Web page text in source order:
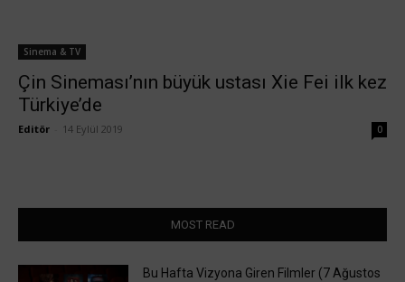
Sinema & TV
Çin Sineması’nın büyük ustası Xie Fei ilk kez
Türkiye’de
Editör 14 Eylül 2019 0
MOST READ
Bu Hafta Vizyona Giren Filmler (7 Ağustos